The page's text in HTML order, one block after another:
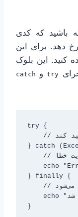
باشید که کدی
دهد. برای این
کنید. این بلوک
tryو catch
try {
} catch
} finally {
}